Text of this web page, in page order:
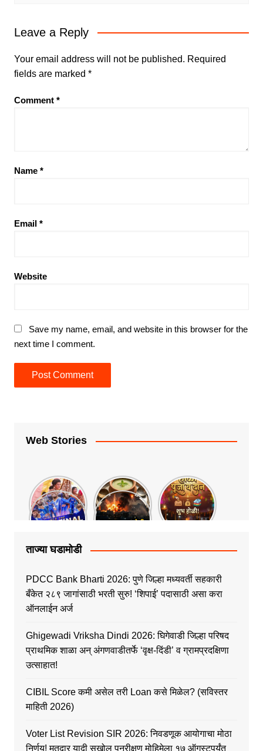
Leave a Reply
Your email address will not be published. Required
fields are marked *
Comment *
Name *
Email *
Website
Save my name, email, and website in this browser for the
next time I comment.
Web Stories
ताज्या घडामोडी
PDCC Bank Bharti 2026: पुणे जिल्हा मध्यवर्ती सहकारी
बँकेत २८९ जागांसाठी भरती सुरु! ‘शिपाई’ पदासाठी असा करा
ऑनलाईन अर्ज
Ghigewadi Vriksha Dindi 2026: घिगेवाडी जिल्हा परिषद
प्राथमिक शाळा अन् अंगणवाडीतर्फे ‘वृक्ष-दिंडी’ व ग्रामप्रदक्षिणा
उत्साहात!
CIBIL Score कमी असेल तरी Loan कसे मिळेल? (सविस्तर
माहिती 2026)
Voter List Revision SIR 2026: निवडणूक आयोगाचा मोठा
निर्णय! मतदार यादी सखोल पुनरीक्षण मोहिमेला १७ ऑगस्टपर्यंत